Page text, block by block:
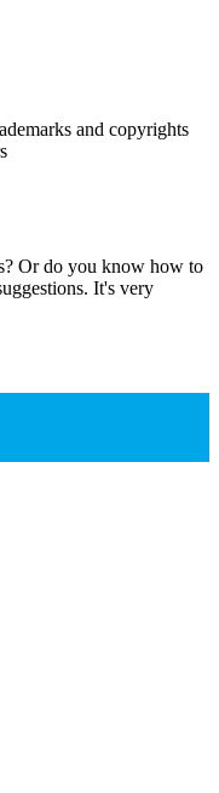
and copyrights
Or do you know how to
It's very